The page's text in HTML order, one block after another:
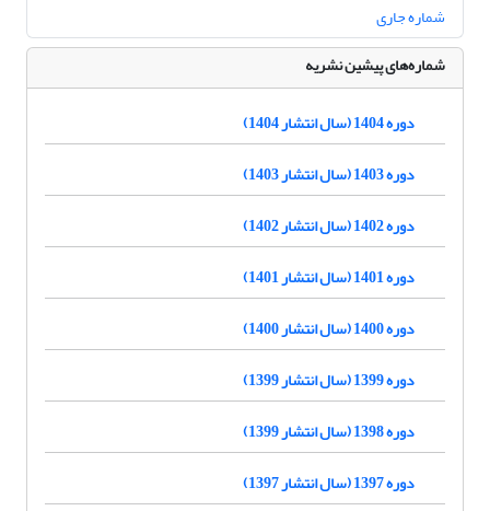
شماره جاری
شماره‌های پیشین نشریه
دوره 1404 (سال انتشار 1404)
دوره 1403 (سال انتشار 1403)
دوره 1402 (سال انتشار 1402)
دوره 1401 (سال انتشار 1401)
دوره 1400 (سال انتشار 1400)
دوره 1399 (سال انتشار 1399)
دوره 1398 (سال انتشار 1399)
دوره 1397 (سال انتشار 1397)